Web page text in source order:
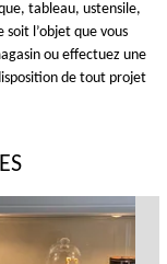
tableau, ustensile,
l’objet que vous
ou effectuez une
de tout projet